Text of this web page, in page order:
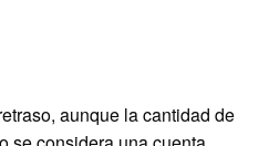
aunque la cantidad de